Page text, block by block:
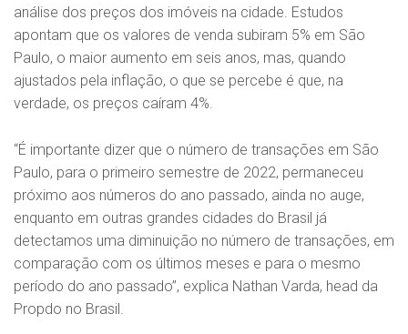
análise dos preços dos imóveis na cidade. Estudos
apontam que os valores de venda subiram 5% em São
Paulo, o maior aumento em seis anos, mas, quando
ajustados pela inflação, o que se percebe é que, na
verdade, os preços caíram 4%.
“É importante dizer que o número de transações em São
Paulo, para o primeiro semestre de 2022, permaneceu
próximo aos números do ano passado, ainda no auge,
enquanto em outras grandes cidades do Brasil já
detectamos uma diminuição no número de transações, em
comparação com os últimos meses e para o mesmo
período do ano passado”, explica Nathan Varda, head da
Propdo no Brasil.